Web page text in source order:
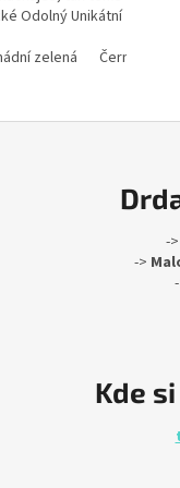
Odolný Unikátní
zelená Černá
->
->
Kde